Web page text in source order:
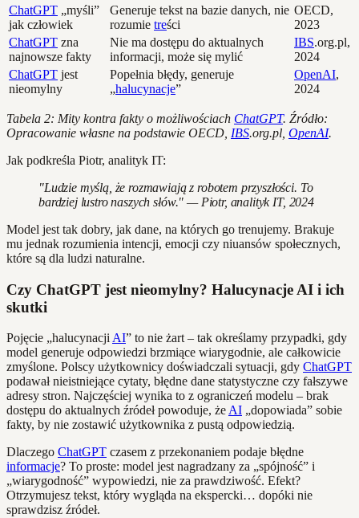
ChatGPT „myśli”
jak człowiek
Generuje tekst na bazie danych, nie
rozumie treści
OECD,
2023
ChatGPT zna
najnowsze fakty
Nie ma dostępu do aktualnych
informacji, może się mylić
IBS.org.pl,
2024
ChatGPT jest
nieomylny
Popełnia błędy, generuje
„halucynacje”
OpenAI,
2024
Tabela 2: Mity kontra fakty o możliwościach ChatGPT. Źródło:
Opracowanie własne na podstawie OECD, IBS.org.pl, OpenAI.
Jak podkreśla Piotr, analityk IT:
"Ludzie myślą, że rozmawiają z robotem przyszłości. To
bardziej lustro naszych słów." — Piotr, analityk IT, 2024
Model jest tak dobry, jak dane, na których go trenujemy. Brakuje
mu jednak rozumienia intencji, emocji czy niuansów społecznych,
które są dla ludzi naturalne.
Czy ChatGPT jest nieomylny? Halucynacje AI i ich
skutki
Pojęcie „halucynacji AI” to nie żart – tak określamy przypadki, gdy
model generuje odpowiedzi brzmiące wiarygodnie, ale całkowicie
zmyślone. Polscy użytkownicy doświadczali sytuacji, gdy ChatGPT
podawał nieistniejące cytaty, błędne dane statystyczne czy fałszywe
adresy stron. Najczęściej wynika to z ograniczeń modelu – brak
dostępu do aktualnych źródeł powoduje, że AI „dopowiada” sobie
fakty, by nie zostawić użytkownika z pustą odpowiedzią.
Dlaczego ChatGPT czasem z przekonaniem podaje błędne
informacje? To proste: model jest nagradzany za „spójność” i
„wiarygodność” wypowiedzi, nie za prawdziwość. Efekt?
Otrzymujesz tekst, który wygląda na ekspercki… dopóki nie
sprawdzisz źródeł.